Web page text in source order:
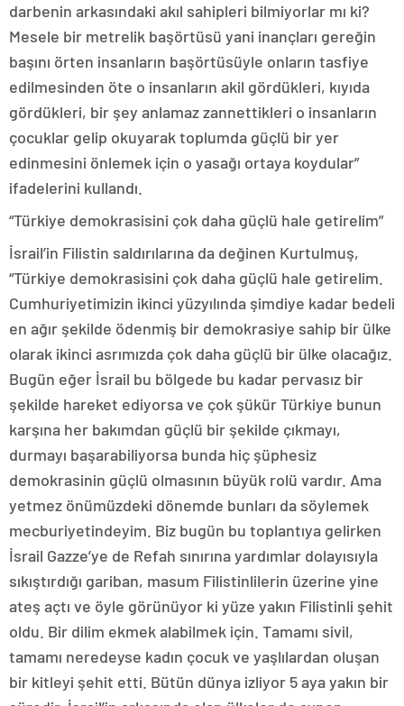
darbenin arkasındaki akıl sahipleri bilmiyorlar mı ki?
Mesele bir metrelik başörtüsü yani inançları gereğin
başını örten insanların başörtüsüyle onların tasfiye
edilmesinden öte o insanların akil gördükleri, kıyıda
gördükleri, bir şey anlamaz zannettikleri o insanların
çocuklar gelip okuyarak toplumda güçlü bir yer
edinmesini önlemek için o yasağı ortaya koydular”
ifadelerini kullandı.
“Türkiye demokrasisini çok daha güçlü hale getirelim”
İsrail’in Filistin saldırılarına da değinen Kurtulmuş,
“Türkiye demokrasisini çok daha güçlü hale getirelim.
Cumhuriyetimizin ikinci yüzyılında şimdiye kadar bedeli
en ağır şekilde ödenmiş bir demokrasiye sahip bir ülke
olarak ikinci asrımızda çok daha güçlü bir ülke olacağız.
Bugün eğer İsrail bu bölgede bu kadar pervasız bir
şekilde hareket ediyorsa ve çok şükür Türkiye bunun
karşına her bakımdan güçlü bir şekilde çıkmayı,
durmayı başarabiliyorsa bunda hiç şüphesiz
demokrasinin güçlü olmasının büyük rolü vardır. Ama
yetmez önümüzdeki dönemde bunları da söylemek
mecburiyetindeyim. Biz bugün bu toplantıya gelirken
İsrail Gazze’ye de Refah sınırına yardımlar dolayısıyla
sıkıştırdığı gariban, masum Filistinlilerin üzerine yine
ateş açtı ve öyle görünüyor ki yüze yakın Filistinli şehit
oldu. Bir dilim ekmek alabilmek için. Tamamı sivil,
tamamı neredeyse kadın çocuk ve yaşlılardan oluşan
bir kitleyi şehit etti. Bütün dünya izliyor 5 aya yakın bir